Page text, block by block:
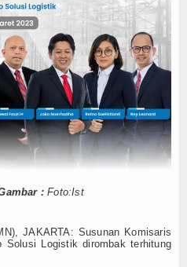
Sama Hukum
Lewat Tanjung Priok
:Foto:Ist
JAKARTA: Susunan Komisaris
Solusi Logistik dirombak terhitung